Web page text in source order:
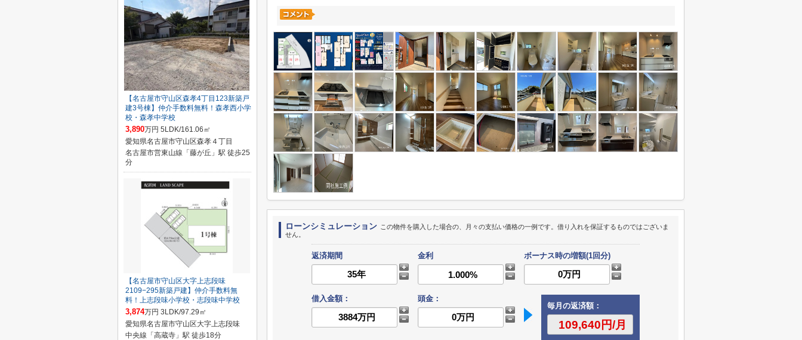
ローンシミュレーション この物件を購入した場合の、月々の支払い価格の一例です。借り入れを保証するものではございま
せん。
返済期間 金利 ボーナス時の増額(1回分)
借入金額：
頭金：
毎月の返済額：
【名古屋市守山区森孝4丁目123新築戸
建3号棟】仲介手数料無料！森孝西小学
校・森孝中学校
3,890万円 5LDK/161.06㎡
愛知県名古屋市守山区森孝４丁目
名古屋市営東山線「藤が丘」駅 徒歩25
分
【名古屋市守山区大字上志段味
2109−295新築戸建】仲介手数料無
料！上志段味小学校・志段味中学校
3,874万円 3LDK/97.29㎡
愛知県名古屋市守山区大字上志段味
中央線「高蔵寺」駅 徒歩18分